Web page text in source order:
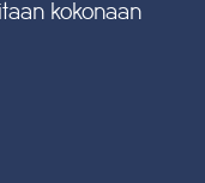
kokonaan